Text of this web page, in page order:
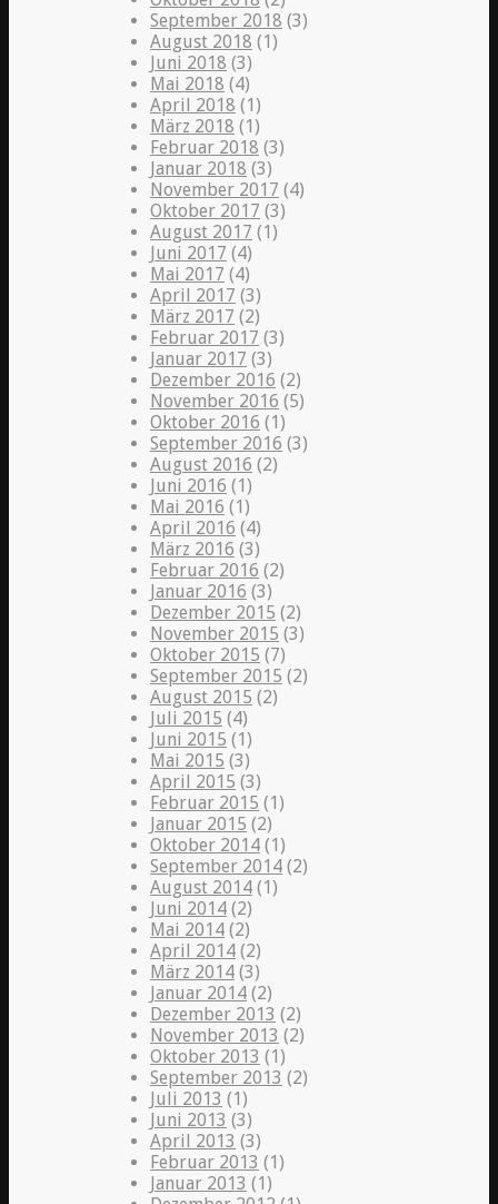
September 2018 (3)
August 2018 (1)
Juni 2018 (3)
Mai 2018 (4)
April 2018 (1)
März 2018 (1)
Februar 2018 (3)
Januar 2018 (3)
November 2017 (4)
Oktober 2017 (3)
August 2017 (1)
Juni 2017 (4)
Mai 2017 (4)
April 2017 (3)
März 2017 (2)
Februar 2017 (3)
Januar 2017 (3)
Dezember 2016 (2)
November 2016 (5)
Oktober 2016 (1)
September 2016 (3)
August 2016 (2)
Juni 2016 (1)
Mai 2016 (1)
April 2016 (4)
März 2016 (3)
Februar 2016 (2)
Januar 2016 (3)
Dezember 2015 (2)
November 2015 (3)
Oktober 2015 (7)
September 2015 (2)
August 2015 (2)
Juli 2015 (4)
Juni 2015 (1)
Mai 2015 (3)
April 2015 (3)
Februar 2015 (1)
Januar 2015 (2)
Oktober 2014 (1)
September 2014 (2)
August 2014 (1)
Juni 2014 (2)
Mai 2014 (2)
April 2014 (2)
März 2014 (3)
Januar 2014 (2)
Dezember 2013 (2)
November 2013 (2)
Oktober 2013 (1)
September 2013 (2)
Juli 2013 (1)
Juni 2013 (3)
April 2013 (3)
Februar 2013 (1)
Januar 2013 (1)